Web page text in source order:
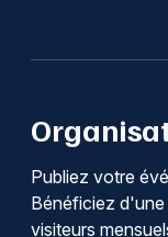
Publiez votre
Bénéficiez
visiteurs